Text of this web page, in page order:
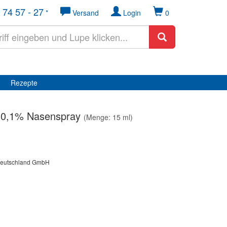
0
Login
Versand
57 - 27*
Rezepte
Nasenspray (Menge: 15 ml)
GmbH